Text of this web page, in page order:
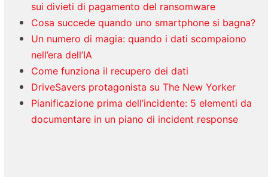
sui divieti di pagamento del ransomware
Cosa succede quando uno smartphone si bagna?
Un numero di magia: quando i dati scompaiono
nell’era dell’IA
Come funziona il recupero dei dati
DriveSavers protagonista su The New Yorker
Pianificazione prima dell’incidente: 5 elementi da
documentare in un piano di incident response